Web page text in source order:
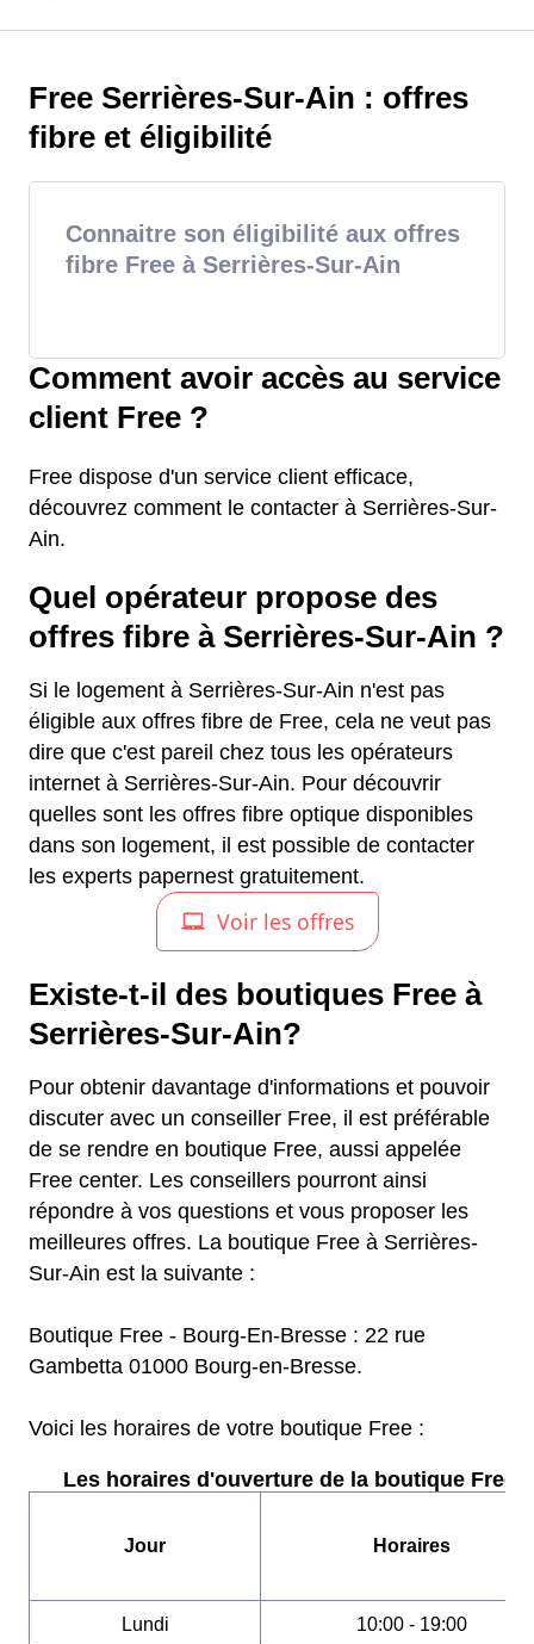
Free Serrières-Sur-Ain : offres
fibre et éligibilité
Connaitre son éligibilité aux offres
fibre Free à Serrières-Sur-Ain
Comment avoir accès au service
client Free ?
Free dispose d'un service client efficace,
découvrez comment le contacter à Serrières-Sur-
Ain.
Quel opérateur propose des
offres fibre à Serrières-Sur-Ain ?
Si le logement à Serrières-Sur-Ain n'est pas
éligible aux offres fibre de Free, cela ne veut pas
dire que c'est pareil chez tous les opérateurs
internet à Serrières-Sur-Ain. Pour découvrir
quelles sont les offres fibre optique disponibles
dans son logement, il est possible de contacter
les experts papernest gratuitement.
Existe-t-il des boutiques Free à
Serrières-Sur-Ain?
Pour obtenir davantage d'informations et pouvoir
discuter avec un conseiller Free, il est préférable
de se rendre en boutique Free, aussi appelée
Free center. Les conseillers pourront ainsi
répondre à vos questions et vous proposer les
meilleures offres. La boutique Free à Serrières-
Sur-Ain est la suivante :
Boutique Free - Bourg-En-Bresse : 22 rue
Gambetta 01000 Bourg-en-Bresse.
Voici les horaires de votre boutique Free :
Les horaires d'ouverture de la boutique Free :
Jour Horaires
Lundi 10:00 - 19:00